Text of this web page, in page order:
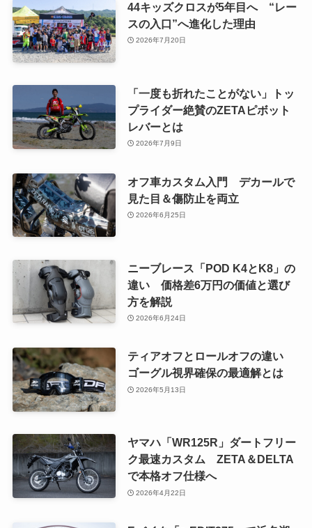
44キッズクロスが5年目へ “レー
スの入口”へ進化した理由
2026年7月20日
「一度も折れたことがない」トッ
プライダー絶賛のZETAピボット
レバーとは
2026年7月9日
オフ車カスタム入門 デカールで
見た目＆傷防止を両立
2026年6月25日
ニーブレース「POD K4とK8」の
違い 価格差6万円の価値と選び
方を解説
2026年6月24日
ティアオフとロールオフの違い
ゴーグル視界確保の最適解とは
2026年5月13日
ヤマハ「WR125R」ダートフリー
ク最速カスタム ZETA＆DELTA
で本格オフ仕様へ
2026年4月22日